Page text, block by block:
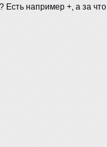
Есть например +, а за что